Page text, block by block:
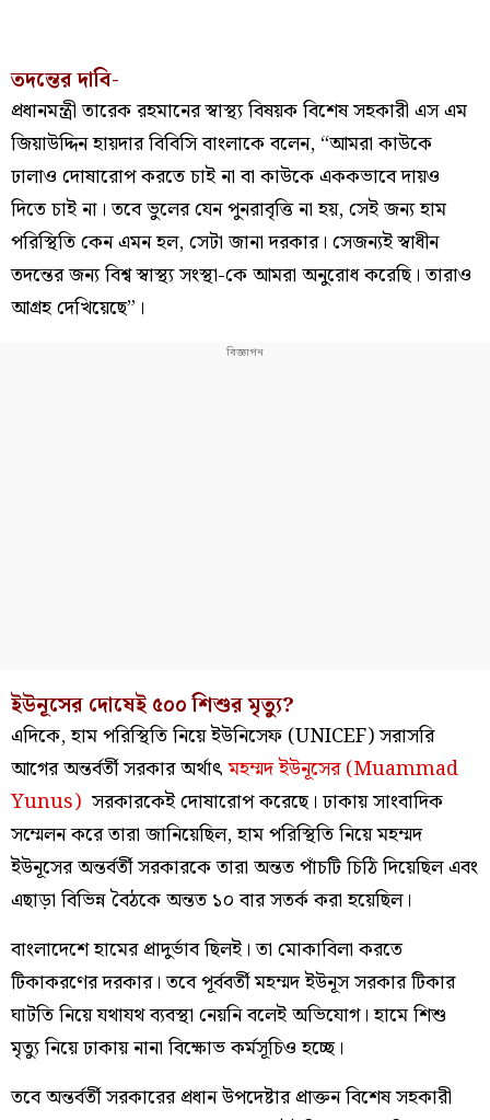
তদন্তের দাবি-
প্রধানমন্ত্রী তারেক রহমানের স্বাস্থ্য বিষয়ক বিশেষ সহকারী এস এম
জিয়াউদ্দিন হায়দার বিবিসি বাংলাকে বলেন, “আমরা কাউকে
ঢালাও দোষারোপ করতে চাই না বা কাউকে এককভাবে দায়ও
দিতে চাই না। তবে ভুলের যেন পুনরাবৃত্তি না হয়, সেই জন্য হাম
পরিস্থিতি কেন এমন হল, সেটা জানা দরকার। সেজন্যই স্বাধীন
তদন্তের জন্য বিশ্ব স্বাস্থ্য সংস্থা-কে আমরা অনুরোধ করেছি। তারাও
আগ্রহ দেখিয়েছে”।
ইউনূসের দোষেই ৫০০ শিশুর মৃত্যু?
এদিকে, হাম পরিস্থিতি নিয়ে ইউনিসেফ (UNICEF) সরাসরি
আগের অন্তর্বর্তী সরকার অর্থাৎমহম্মদ ইউনূসের (Muammad
Yunus) সরকারকেই দোষারোপ করেছে। ঢাকায় সাংবাদিক
সম্মেলন করে তারা জানিয়েছিল, হাম পরিস্থিতি নিয়ে মহম্মদ
ইউনূসের অন্তর্বর্তী সরকারকে তারা অন্তত পাঁচটি চিঠি দিয়েছিল এবং
এছাড়া বিভিন্ন বৈঠকে অন্তত ১০ বার সতর্ক করা হয়েছিল।
বাংলাদেশে হামের প্রাদুর্ভাব ছিলই। তা মোকাবিলা করতে
টিকাকরণের দরকার। তবে পূর্ববর্তী মহম্মদ ইউনূস সরকার টিকার
ঘাটতি নিয়ে যথাযথ ব্যবস্থা নেয়নি বলেই অভিযোগ। হামে শিশু
মৃত্যু নিয়ে ঢাকায় নানা বিক্ষোভ কর্মসূচিও হচ্ছে।
তবে অন্তর্বর্তী সরকারের প্রধান উপদেষ্টার প্রাক্তন বিশেষ সহকারী